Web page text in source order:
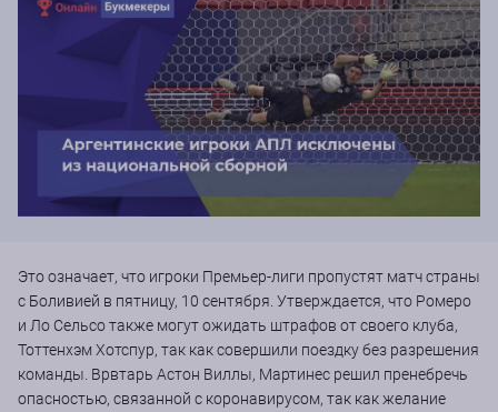
Это означает, что игроки Премьер-лиги пропустят матч страны
с Боливией в пятницу, 10 сентября. Утверждается, что Ромеро
и Ло Сельсо также могут ожидать штрафов от своего клуба,
Тоттенхэм Хотспур, так как совершили поездку без разрешения
команды. Врвтарь Астон Виллы, Мартинес решил пренебречь
опасностью, связанной с коронавирусом, так как желание